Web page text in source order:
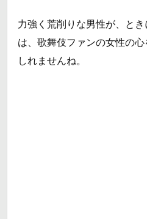
力強く荒削りな男性が、と
は、歌舞伎ファンの女性の
しれませんね。